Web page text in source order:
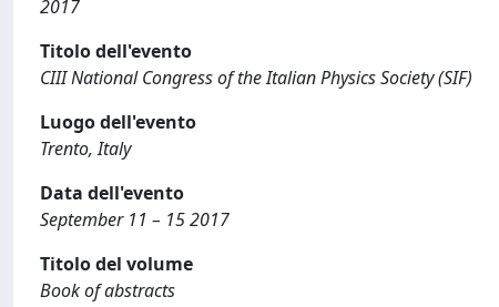
2017
Titolo dell'evento
CIII National Congress of the Italian Physics Society (SIF)
Luogo dell'evento
Trento, Italy
Data dell'evento
September 11 – 15 2017
Titolo del volume
Book of abstracts